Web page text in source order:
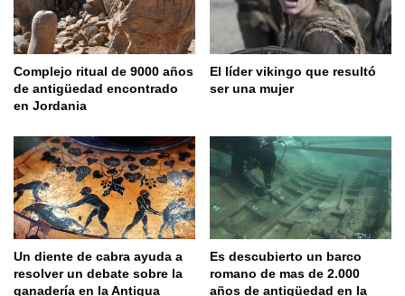
Complejo ritual de 9000 años
de antigüedad encontrado
en Jordania
El líder vikingo que resultó
ser una mujer
Un diente de cabra ayuda a
resolver un debate sobre la
ganadería en la Antigua
Es descubierto un barco
romano de mas de 2.000
años de antigüedad en la